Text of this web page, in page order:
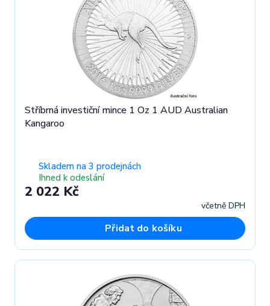
Stříbrná investiční mince 1 Oz 1 AUD Australian
Kangaroo
Skladem na 3 prodejnách
Ihned k odeslání
2 022 Kč
včetně DPH
Přidat do košíku